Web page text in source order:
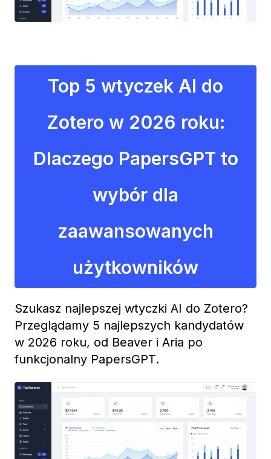
Top 5 wtyczek AI do
Zotero w 2026 roku:
Dlaczego PapersGPT to
wybór dla
zaawansowanych
użytkowników
Szukasz najlepszej wtyczki AI do Zotero?
Przeglądamy 5 najlepszych kandydatów
w 2026 roku, od Beaver i Aria po
funkcjonalny PapersGPT.